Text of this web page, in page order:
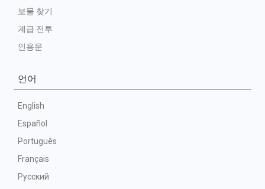
보물 찾기
계급 전투
인용문
언어
English
Español
Português
Français
Русский